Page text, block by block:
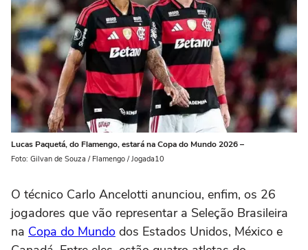
Lucas Paquetá, do Flamengo, estará na Copa do Mundo 2026 –
Foto: Gilvan de Souza / Flamengo / Jogada10
O técnico Carlo Ancelotti anunciou, enfim, os 26
jogadores que vão representar a Seleção Brasileira
na Copa do Mundo dos Estados Unidos, México e